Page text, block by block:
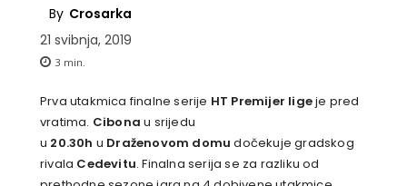
By Crosarka
21 svibnja, 2019
3 min.
Prva utakmica finalne serije HT Premijer ligeje pred
vratima. Cibona u srijedu
u 20.30h u Draženovom domu dočekuje gradskog
rivala Cedevitu. Finalna serija se za razliku od